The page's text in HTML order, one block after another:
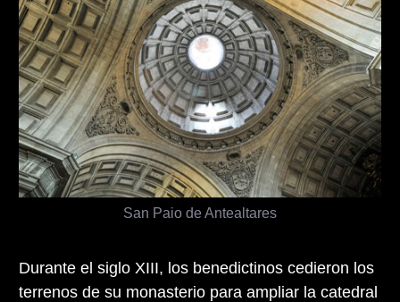
San Paio de Antealtares
Durante el siglo XIII, los benedictinos cedieron los
terrenos de su monasterio para ampliar la catedral